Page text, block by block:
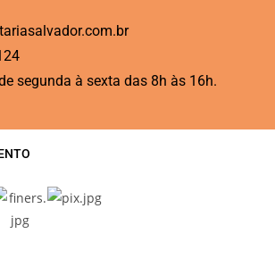
segunda à sexta das 8h às 16h.